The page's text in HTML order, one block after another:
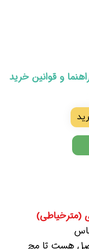
و قوانین خرید
(مترخیاطی)
هست تا مچ